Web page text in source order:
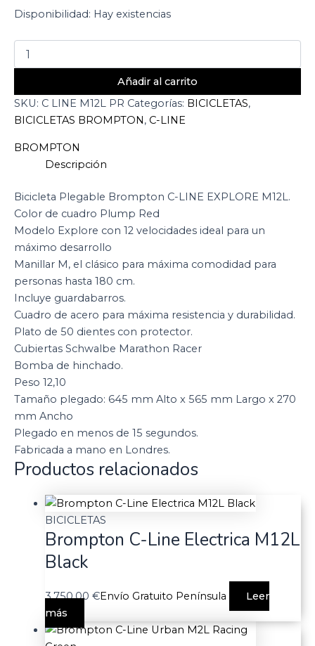
Disponibilidad: Hay existencias
Añadir al carrito
SKU: C LINE M12L PR Categorías: BICICLETAS,
BICICLETAS BROMPTON, C-LINE
BROMPTON
Descripción
Bicicleta Plegable Brompton C-LINE EXPLORE M12L.
Color de cuadro Plump Red
Modelo Explore con 12 velocidades ideal para un
máximo desarrollo
Manillar M, el clásico para máxima comodidad para
personas hasta 180 cm.
Incluye guardabarros.
Cuadro de acero para máxima resistencia y durabilidad.
Plato de 50 dientes con protector.
Cubiertas Schwalbe Marathon Racer
Bomba de hinchado.
Peso 12,10
Tamaño plegado: 645 mm Alto x 565 mm Largo x 270
mm Ancho
Plegado en menos de 15 segundos.
Fabricada a mano en Londres.
Productos relacionados
BICICLETAS
Brompton C-Line Electrica M12L
Black
3.750,00 €Envío Gratuito Península
Leer
más